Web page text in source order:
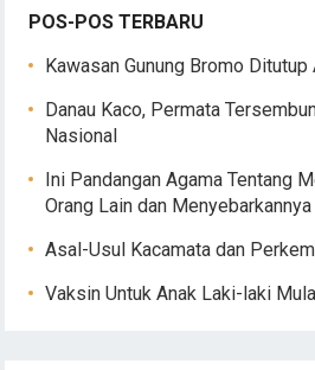
POS-POS TERBARU
Kawasan Gunung Bromo
Danau Kaco, Permata
Nasional
Ini Pandangan Agama Tentang
Orang Lain dan
Asal-Usul Kacamata dan
Vaksin Untuk Anak Laki-laki